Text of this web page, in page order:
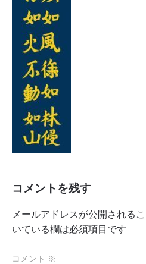
コメントを残す
メールアドレスが公開される
いている欄は必須項目です
コメント ※